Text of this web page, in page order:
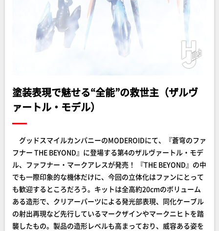
塗装表現で魅せる“全能”の救世主（ザルヴ
ァートル・モデル）
グッドスマイルカンパニーのMODEROIDにて、『蒼穹のファ
フナー THE BEYOND』に登場する第4のザルヴァートル・モデ
ル、ファフナー・マークアレスが発売！ 『THE BEYOND』の中
でも一際印象的な機体だけに、今回の立体化はファンにとって
も歓迎するところだろう。キットは全高約20cmのボリューム
ある造形で、クリアーパーツによる発光部表現、同化ケーブル
の射出再現など先行しているマークザインやマークニヒトを踏
襲したもの。製品の造形レベルも高まっており、威容ある姿を